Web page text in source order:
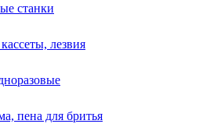
станки
лезвия
пена для бритья